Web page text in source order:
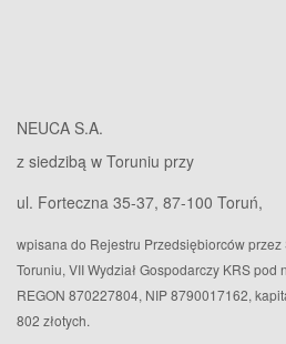
NEUCA S.A.
z siedzibą w Toruniu przy
ul. Forteczna 35-37, 87-100 Toruń,
wpisana do Rejestru Przedsiębiorców
Toruniu, VII Wydział Gospodarczy KRS pod
REGON 870227804, NIP 8790017162,
802 złotych.